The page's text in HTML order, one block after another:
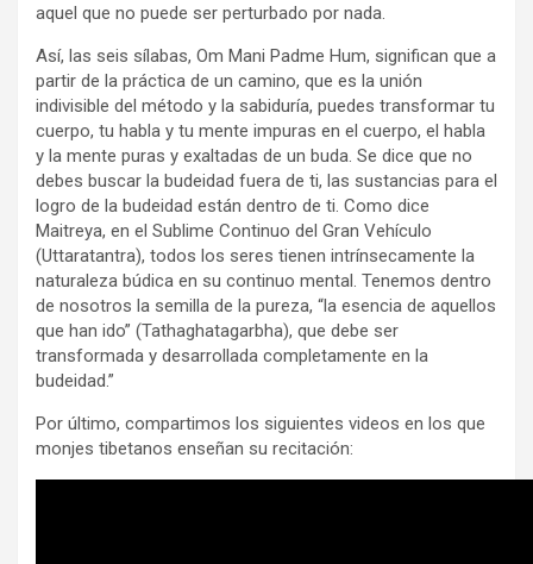
aquel que no puede ser perturbado por nada.
Así, las seis sílabas, Om Mani Padme Hum, significan que a
partir de la práctica de un camino, que es la unión
indivisible del método y la sabiduría, puedes transformar tu
cuerpo, tu habla y tu mente impuras en el cuerpo, el habla
y la mente puras y exaltadas de un buda. Se dice que no
debes buscar la budeidad fuera de ti, las sustancias para el
logro de la budeidad están dentro de ti. Como dice
Maitreya, en el Sublime Continuo del Gran Vehículo
(Uttaratantra), todos los seres tienen intrínsecamente la
naturaleza búdica en su continuo mental. Tenemos dentro
de nosotros la semilla de la pureza, “la esencia de aquellos
que han ido” (Tathaghatagarbha), que debe ser
transformada y desarrollada completamente en la
budeidad.”
Por último, compartimos los siguientes videos en los que
monjes tibetanos enseñan su recitación: